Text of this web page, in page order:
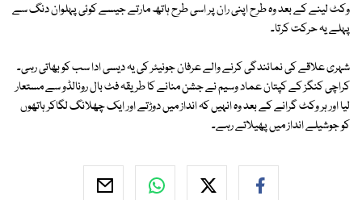
وکٹ لینے کے بعد وہ طرح اپنی ران پر اسی طرح ہاتھ مارتے جیسے کوئی پہلوان دنگ سے
پہلے یہ حرکت کرتا۔
شہری علاقے کی نمائندگی کرنے والے عرفان جونیئر کی یہ دیسی ادا سب کو بھاتی رہی۔
کراچی کنگز کے کپتان عماد وسیم نے جشن منانے کا طریقہ فٹ بال رونالڈو سے مستعار
لیا اور ہر وکٹ گرانے کے بعد وہ انہیں کہ انداز میں دوڑتے اور ایک چھلانگ لگاکر ہاتھوں
کو جوشیلے انداز میں پھیلاتے رہے۔